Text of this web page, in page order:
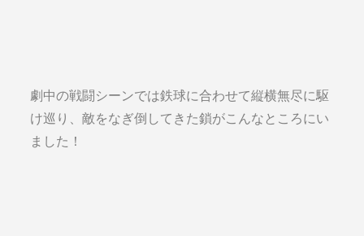
劇中の戦闘シーンでは鉄球に合わせて縦横無尽に駆
け巡り、敵をなぎ倒してきた鎖がこんなところにい
ました！